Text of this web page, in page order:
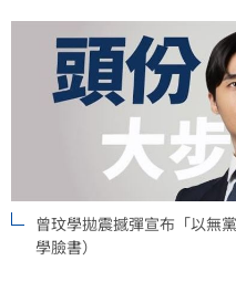
曾玟學拋震撼彈宣布「以無
學臉書）